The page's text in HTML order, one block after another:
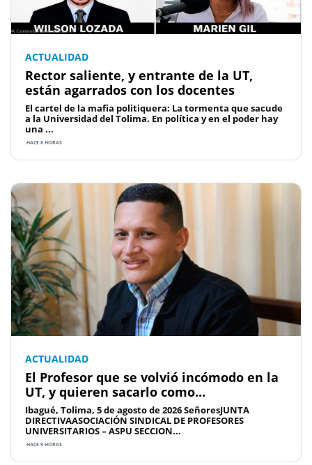
ACTUALIDAD
Rector saliente, y entrante de la UT,
están agarrados con los docentes
El cartel de la mafia politiquera: La tormenta que sacude
a la Universidad del Tolima. En política y en el poder hay
una ...
HACE 8 HORAS
ACTUALIDAD
El Profesor que se volvió incómodo en la
UT, y quieren sacarlo como...
Ibagué, Tolima, 5 de agosto de 2026 SeñoresJUNTA
DIRECTIVAASOCIACIÓN SINDICAL DE PROFESORES
UNIVERSITARIOS – ASPU SECCION...
HACE 9 HORAS